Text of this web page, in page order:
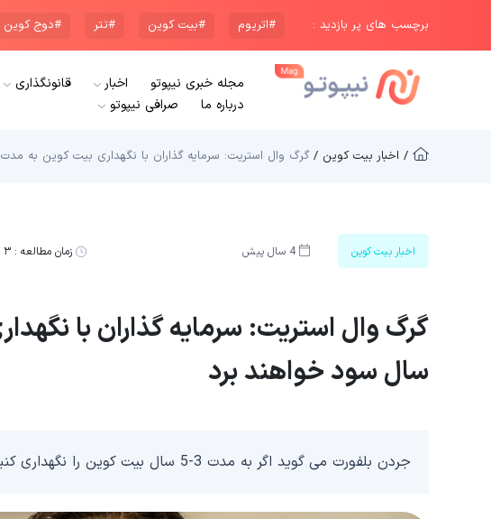
برچسب های پر بازدید : #اتریوم #بیت کوین #تتر #دوج کوین
مجله خبری نیپوتو اخبار قانونگذاری
درباره ما
صرافی نیپوتو
/ اخبار بیت کوین / گرگ وال استریت: سرمایه گذاران با نگهداری بیت کوین به مدت 3 سال سود خواهند برد
اخبار بیت کوین 4 سال پیش زمان مطالعه :۳ دقیقه
سال سود خواهند برد
جردن بلفورت می گوید اگر به مدت 3-5 سال بیت کوین را نگهداری کنید سود خواهید برد.